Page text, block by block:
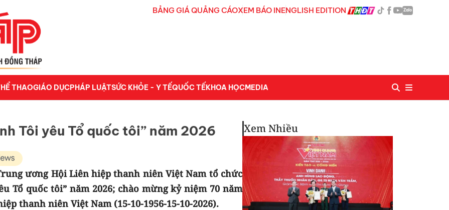
BẢNG GIÁ QUẢNG CÁOXEM BÁO INENGLISH EDITION Zalo
THAOGIÁO DỤCPHÁP LUẬTSỨC KHỎE - Y TẾQUỐC TẾKHOA HỌCMEDIA
Tôi yêu Tổ quốc tôi” năm 2026
ương Hội Liên hiệp thanh niên Việt Nam tổ chức
Tổ quốc tôi” năm 2026; chào mừng kỷ niệm 70 năm
thanh niên Việt Nam (15-10-1956-15-10-2026).
Xem Nhiều